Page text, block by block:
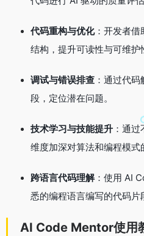
代码重构与优化：开发者借
结构，提升可读性与可维护
调试与错误排查 ：通过代
段，定位潜在问题。
技术学习与技能提升 ：通
维度加深对算法和编程模式
跨语言代码理解：使用 AI
悉的编程语言编写的代码片
AI Code Mentor使用